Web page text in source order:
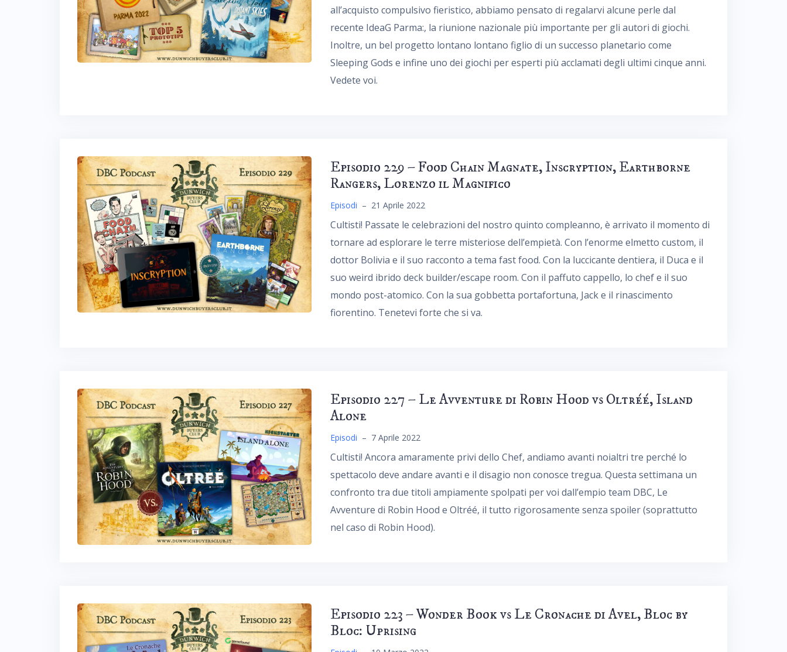
all’acquisto compulsivo fieristico, abbiamo pensato di regalarvi alcune perle dal
recente IdeaG Parma:, la riunione nazionale più importante per gli autori di giochi.
Inoltre, un bel progetto lontano lontano figlio di un successo planetario come
Sleeping Gods e infine uno dei giochi per esperti più acclamati degli ultimi cinque anni.
Vedete voi.
Episodio 229 – Food Chain Magnate, Inscryption, Earthborne
Rangers, Lorenzo il Magnifico
Episodi – 21 Aprile 2022
Cultisti! Passate le celebrazioni del nostro quinto compleanno, è arrivato il momento di
tornare ad esplorare le terre misteriose dell’empietà. Con l’enorme elmetto custom, il
dottor Bolivia e il suo racconto a tema fast food. Con la luccicante dentiera, il Duca e il
suo weird ibrido deck builder/escape room. Con il paffuto cappello, lo chef e il suo
mondo post-atomico. Con la sua gobbetta portafortuna, Jack e il rinascimento
fiorentino. Tenetevi forte che si va.
Episodio 227 – Le Avventure di Robin Hood vs Oltréé, Island
Alone
Episodi – 7 Aprile 2022
Cultisti! Ancora amaramente privi dello Chef, andiamo avanti noialtri tre perché lo
spettacolo deve andare avanti e il disagio non conosce tregua. Questa settimana un
confronto tra due titoli ampiamente spolpati per voi dall’empio team DBC, Le
Avventure di Robin Hood e Oltréé, il tutto rigorosamente senza spoiler (soprattutto
nel caso di Robin Hood).
Episodio 223 – Wonder Book vs Le Cronache di Avel, Bloc by
Bloc: Uprising